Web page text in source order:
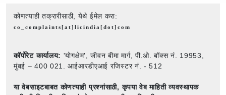
कोणत्याही तक्रारीसाठी, येथे ईमेल करा:
co_complaints[at]licindia[dot]com
कॉर्पोरेट कार्यालय: 'योगक्षेम', जीवन बीमा मार्ग, पी.ओ. बॉक्स नं. 19953,
मुंबई – 400 021. आईआरडीएआई रजिस्टर नं. - 512
या वेबसाइटबाबत कोणत्याही प्रश्नांसाठी, कृपया वेब माहिती व्यवस्थापक